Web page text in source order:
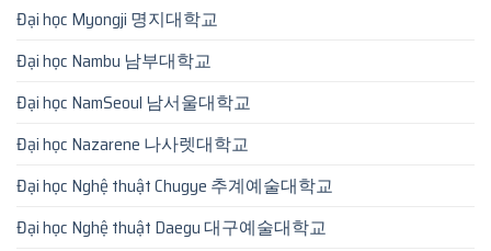
Đại học Myongji 명지대학교
Đại học Nambu 남부대학교
Đại học NamSeoul 남서울대학교
Đại học Nazarene 나사렛대학교
Đại học Nghệ thuật Chugye 추계예술대학교
Đại học Nghệ thuật Daegu 대구예술대학교